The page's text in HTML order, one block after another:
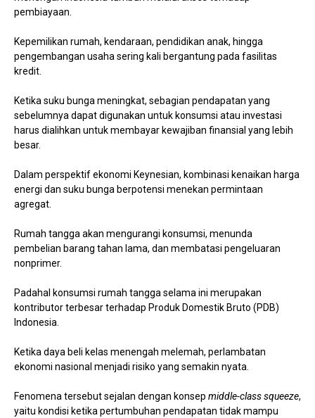
pembiayaan.
Kepemilikan rumah, kendaraan, pendidikan anak, hingga
pengembangan usaha sering kali bergantung pada fasilitas
kredit.
Ketika suku bunga meningkat, sebagian pendapatan yang
sebelumnya dapat digunakan untuk konsumsi atau investasi
harus dialihkan untuk membayar kewajiban finansial yang lebih
besar.
Dalam perspektif ekonomi Keynesian, kombinasi kenaikan harga
energi dan suku bunga berpotensi menekan permintaan
agregat.
Rumah tangga akan mengurangi konsumsi, menunda
pembelian barang tahan lama, dan membatasi pengeluaran
nonprimer.
Padahal konsumsi rumah tangga selama ini merupakan
kontributor terbesar terhadap Produk Domestik Bruto (PDB)
Indonesia.
Ketika daya beli kelas menengah melemah, perlambatan
ekonomi nasional menjadi risiko yang semakin nyata.
Fenomena tersebut sejalan dengan konsep middle-class squeeze,
yaitu kondisi ketika pertumbuhan pendapatan tidak mampu